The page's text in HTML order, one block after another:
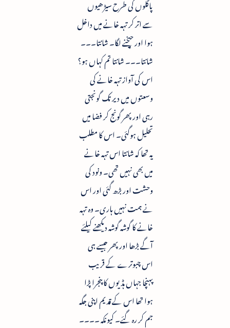
پاگلوں کی طرح سیڑھیوں
سے اتر کر تہہ خانے میں داخل
ہوا اور چیخنے لگا۔ شانتا۔۔۔
شانتا۔۔۔ شانتا تم کہاں ہو؟
اس کی آواز تہہ خانے کی
وسعتوں میں دیر تک گونجتی
رہی اور پھر گونج کر فضا میں
تحلیل ہوگئی۔ اس کا مطلب
یہ تھا کہ شانتا اس تہہ خانے
میں بھی نہیں تھی۔ ونود کی
وحشت اور بڑھ گئی اور اس
نے ہمت نہیں ہاری۔ وہ تہہ
خانے کا گوشہ گوشہ دیکھنے کیلئے
آگے بڑھا اور پھر جیسے ہی
اس چبوترے کے قریب
پہنچا جہاں ہڈیوں کا پنجرا پڑا
ہوا تھا اس کے قدیم اپنی جگہ
جم کر رہ گئے۔ کیونکہ ۔۔۔۔